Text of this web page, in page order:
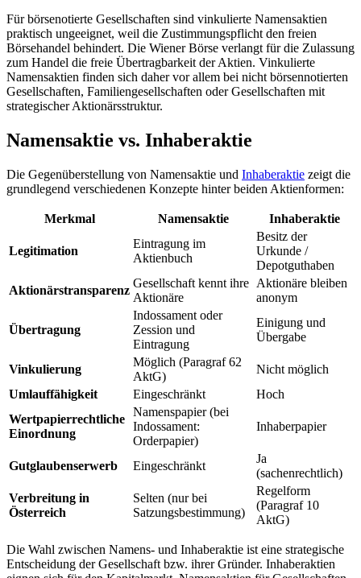
Für börsenotierte Gesellschaften sind vinkulierte Namensaktien
praktisch ungeeignet, weil die Zustimmungspflicht den freien
Börsehandel behindert. Die Wiener Börse verlangt für die Zulassung
zum Handel die freie Übertragbarkeit der Aktien. Vinkulierte
Namensaktien finden sich daher vor allem bei nicht börsennotierten
Gesellschaften, Familiengesellschaften oder Gesellschaften mit
strategischer Aktionärsstruktur.
Namensaktie vs. Inhaberaktie
Die Gegenüberstellung von Namensaktie und Inhaberaktie zeigt die
grundlegend verschiedenen Konzepte hinter beiden Aktienformen:
Merkmal Namensaktie Inhaberaktie
Legitimation
Eintragung im
Aktienbuch
Besitz der
Urkunde /
Depotguthaben
Aktionärstransparenz
Gesellschaft kennt ihre
Aktionäre
Aktionäre bleiben
anonym
Übertragung
Indossament oder
Zession und
Eintragung
Einigung und
Übergabe
Vinkulierung
Möglich (Paragraf 62
AktG)
Nicht möglich
Umlauffähigkeit
Eingeschränkt
Hoch
Wertpapierrechtliche
Einordnung
Namenspapier (bei
Indossament:
Orderpapier)
Inhaberpapier
Gutglaubenserwerb Eingeschränkt
Ja
(sachenrechtlich)
Verbreitung in
Österreich
Selten (nur bei
Satzungsbestimmung)
Regelform
(Paragraf 10
AktG)
Die Wahl zwischen Namens- und Inhaberaktie ist eine strategische
Entscheidung der Gesellschaft bzw. ihrer Gründer. Inhaberaktien